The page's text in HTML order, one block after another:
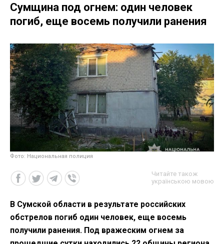
Сумщина под огнем: один человек
погиб, еще восемь получили ранения
Фото: Национальная полиция
Читайте також
українською мовою
В Сумской области в результате российских
обстрелов погиб один человек, еще восемь
получили ранения. Под вражеским огнем за